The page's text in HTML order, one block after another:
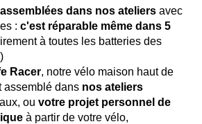
assemblées dans nos ateliers avec
: c'est réparable même dans 5
à toutes les batteries des
Racer, notre vélo maison haut de
assemblé dans nos ateliers
ou votre projet personnel de
à partir de votre vélo,